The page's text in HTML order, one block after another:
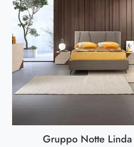
Gruppo Notte